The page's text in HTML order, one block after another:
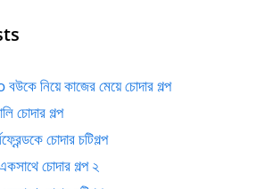
নিয়ে কাজের মেয়ে চোদার গল্প
চোদার গল্প
চোদার চটিগল্প
চোদার গল্প ২